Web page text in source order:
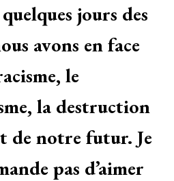
jours des
avons en face
le
la destruction
de notre futur. Je
pas d’aimer